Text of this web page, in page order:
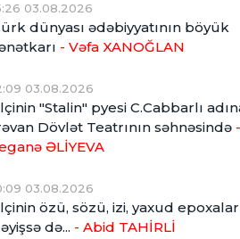
03.08.2026
dünyası ədəbiyyatının böyük
- Vəfa XANOĞLAN
03.08.2026
"Stalin" pyesi C.Cabbarlı
Dövlət Teatrının səhnəsində -
ƏLİYEVA
03.08.2026
özü, sözü, izi, yaxud epoxalar
də... - Abid TAHİRLİ